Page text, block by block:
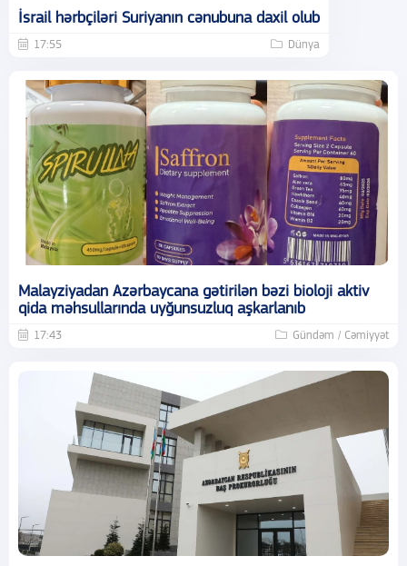
İsrail hərbçiləri Suriyanın cənubuna daxil olub
17:55 Dünya
Malayziyadan Azərbaycana gətirilən bəzi bioloji aktiv
qida məhsullarında uyğunsuzluq aşkarlanıb
17:43 Gündəm / Cəmiyyət